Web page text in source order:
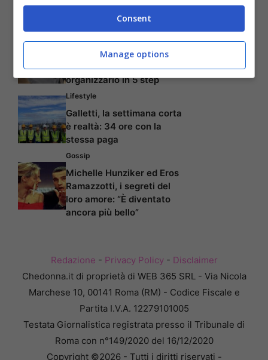
Capelli che si spezzano:
cause e come trattarli
Beauty case delle
vacanze: come
organizzarlo in 5 step
Lifestyle
Galletti, la settimana corta
è realtà: 34 ore con la
stessa paga
Gossip
Michelle Hunziker ed Eros
Ramazzotti, i segreti del
loro amore: “È diventato
ancora più bello”
Redazione - Privacy Policy- Disclaimer
Chedonna.it di proprietà di WEB 365 SRL - Via Nicola
Marchese 10, 00141 Roma (RM) - Codice Fiscale e
Partita I.V.A. 12279101005
Testata Giornalistica registrata presso il Tribunale di
Roma con n°149/2020 del 16/12/2020
Copyright ©2026 - Tutti i diritti riservati -
Consent
Manage options